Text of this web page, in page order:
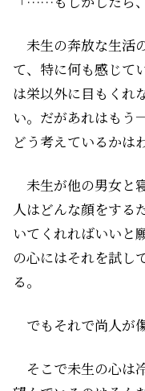
未生の奔放な生活
て、特に何も感じて
は栄以外に目もくれ
い。だがあれはもう
どう考えているかは
未生が他の男女と
人はどんな顔をする
いてくれればいいと
の心にはそれを試し
る。
でも――それで尚人が
そこで未生の心は